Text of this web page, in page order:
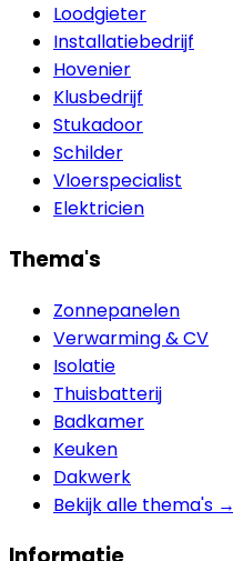
Loodgieter
Installatiebedrijf
Hovenier
Klusbedrijf
Stukadoor
Schilder
Vloerspecialist
Elektricien
Thema's
Zonnepanelen
Verwarming & CV
Isolatie
Thuisbatterij
Badkamer
Keuken
Dakwerk
Bekijk alle thema's →